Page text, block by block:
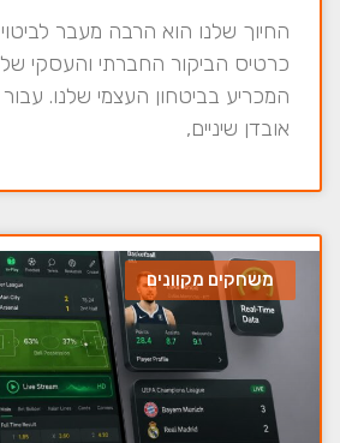
החיוך שלנו הוא הרבה מעבר
כרטיס הביקור החברתי והעסקי
המכריע בביטחון העצמי שלנו.
אובדן שיניים,
משחקים מקוונים